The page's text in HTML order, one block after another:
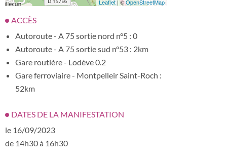
Leaflet | ©OpenStreetMap
ACCÈS
Autoroute - A 75 sortie nord n°5 : 0
Autoroute - A 75 sortie sud n°53 : 2km
Gare routière - Lodève 0.2
Gare ferroviaire - Montpelleir Saint-Roch :
52km
DATES DE LA MANIFESTATION
le 16/09/2023
de 14h30 à 16h30